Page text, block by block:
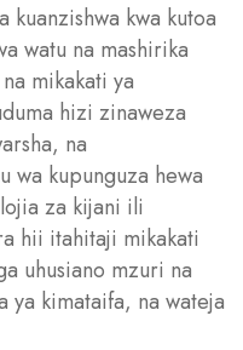
kuanzishwa kwa kutoa
watu na mashirika
mikakati ya
hizi zinaweza
na
wa kupunguza hewa
za kijani ili
hii itahitaji mikakati
uhusiano mzuri na
ya kimataifa, na wateja